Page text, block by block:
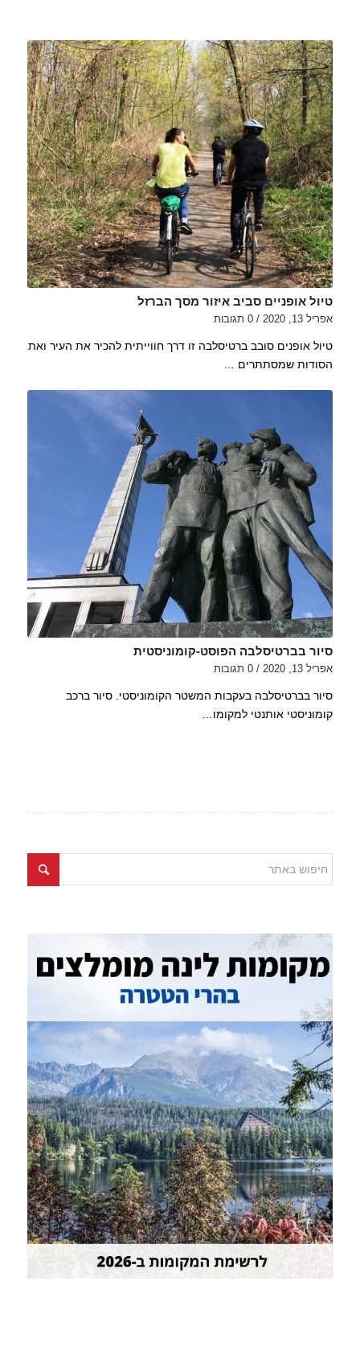
טיול אופניים סביב איזור מסך הברזל
אפריל 13, 2020 / 0 תגובות
טיול אופנים סובב ברטיסלבה זו דרך חווייתית להכיר את העיר ואת
הסודות שמסתתרים …
סיור בברטיסלבה הפוסט-קומוניסטית
אפריל 13, 2020 / 0 תגובות
סיור בברטיסלבה בעקבות המשטר הקומוניסטי. סיור ברכב
קומוניסטי אותנטי למקומו…